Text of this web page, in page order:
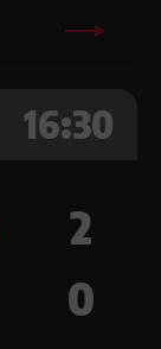
16:30
2
0